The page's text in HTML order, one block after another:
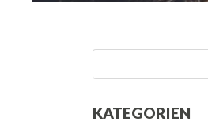
nach:
KATEGORIEN